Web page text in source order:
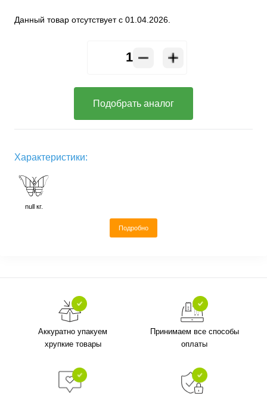
Данный товар отсутствует с 01.04.2026.
Подобрать аналог
Характеристики:
null кг.
Подробно
Аккуратно упакуем
хрупкие товары
Принимаем все способы
оплаты